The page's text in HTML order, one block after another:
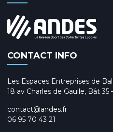
CONTACT INFO
Les Espaces Entreprises de
18 av Charles de Gaulle, Bât 35
contact@andes.fr
06 95 70 43 21